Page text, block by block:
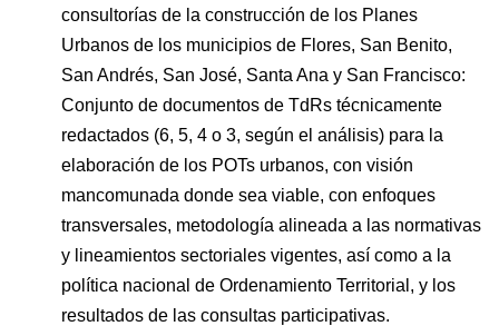
consultorías de la construcción de los Planes
Urbanos de los municipios de Flores, San Benito,
San Andrés, San José, Santa Ana y San Francisco:
Conjunto de documentos de TdRs técnicamente
redactados (6, 5, 4 o 3, según el análisis) para la
elaboración de los POTs urbanos, con visión
mancomunada donde sea viable, con enfoques
transversales, metodología alineada a las normativas
y lineamientos sectoriales vigentes, así como a la
política nacional de Ordenamiento Territorial, y los
resultados de las consultas participativas.